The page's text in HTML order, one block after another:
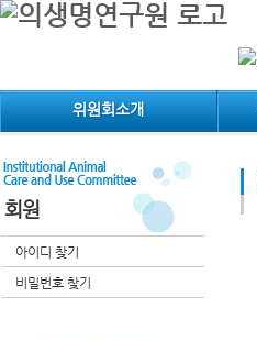
메인메뉴 바로가기
컨텐츠 바로가기
위원회소개
회원
아이디 찾기
비밀번호 찾기